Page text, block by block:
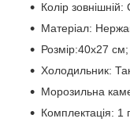
Колір
Матеріал:
Розмір:40х27
Холодильник:
Морозильна
Комплектація: 1